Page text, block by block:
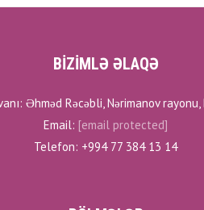
BİZİMLƏ ƏLAQƏ
Əhməd Rəcəbli, Nərimanov rayonu,
Email: [email protected]
Telefon: +994 77 384 13 14